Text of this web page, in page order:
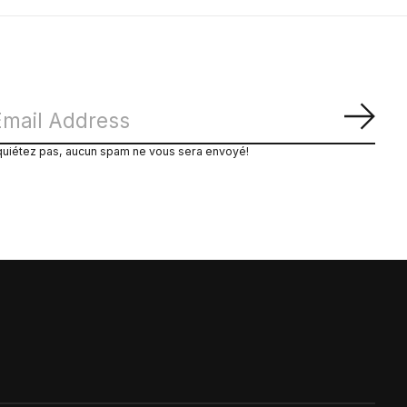
pas, aucun spam ne vous sera envoyé!